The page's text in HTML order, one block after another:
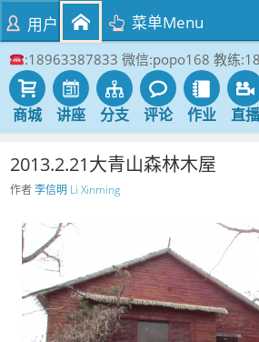
:18963387833 微信:popo168 教练
商城 讲座 分支 评论 作业 直播
用户 菜单Menu
2013.2.21大青山森林木屋
作者李信明 Li Xinming